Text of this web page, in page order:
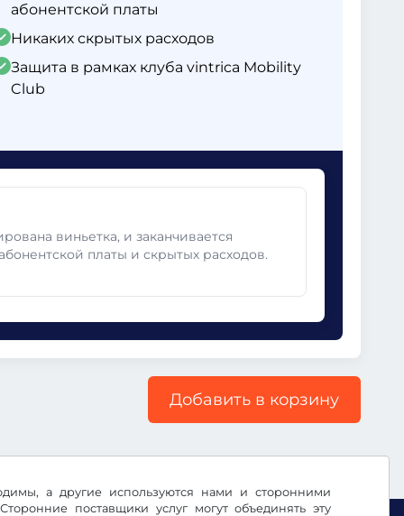
а другие используются нами и сторонними
поставщики услуг могут объединять эту
абонентской платы
Никаких скрытых расходов
Защита в рамках клуба vintrica Mobility
Club
виньетка, и заканчивается
платы и скрытых расходов.
Добавить в корзину